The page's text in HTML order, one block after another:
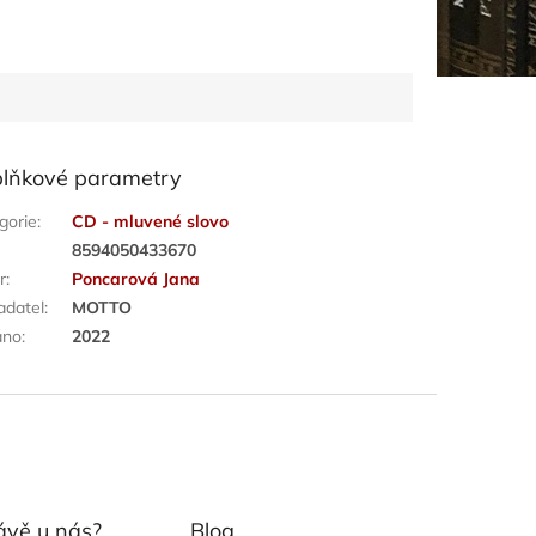
parametry
:
CD - mluvené slovo
8594050433670
:
Poncarová Jana
:
MOTTO
: 2022
u nás? Blog